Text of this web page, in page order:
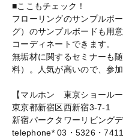
■ここもチェック！
フローリングのサンプルボ
グ）のサンプルボードも用
コーディネートできます。
無垢材に関するセミナーも
料）。人気が高いので、参
【マルホン 東京ショールー
東京都新宿区西新宿3-7-1
新宿パークタワーリビング
telephone* 03・5326・7411